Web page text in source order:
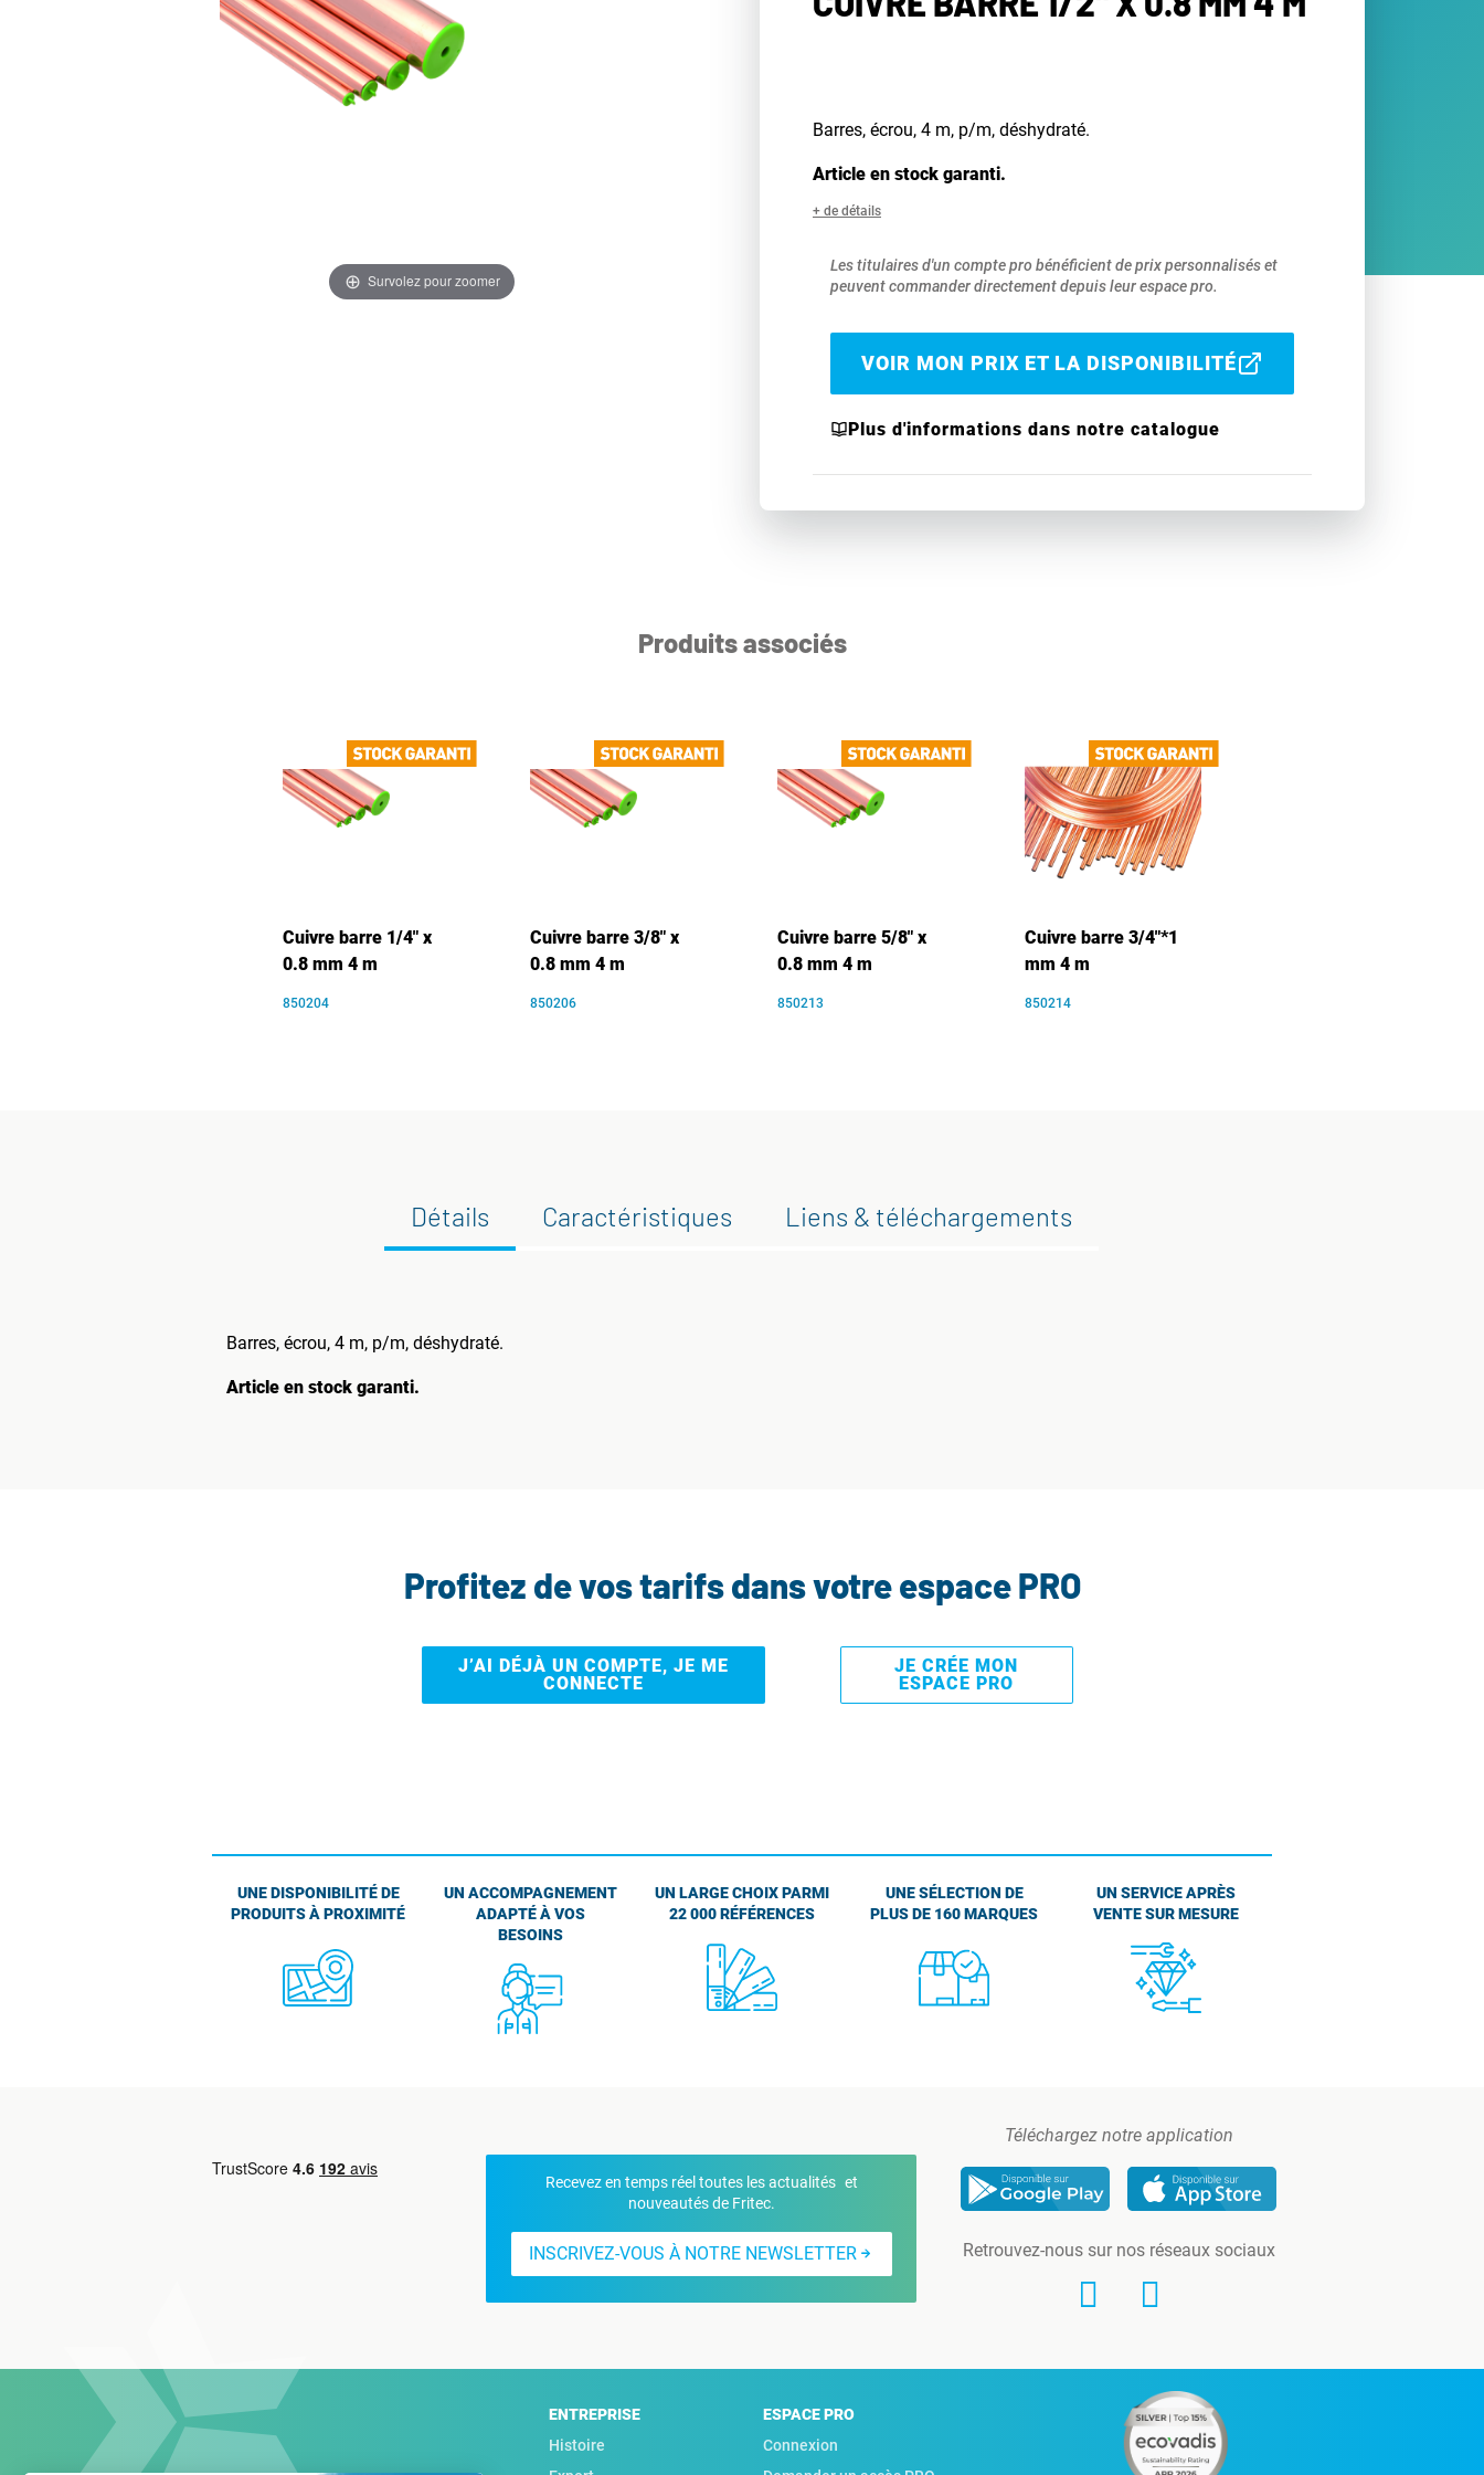
Survolez pour zoomer
Barres, écrou, 4 m, p/m, déshydraté.
Article en stock garanti.
+ de détails
Les titulaires d'un compte pro bénéficient de prix personnalisés et
peuvent commander directement depuis leur espace pro.
VOIR MON PRIX ET LA DISPONIBILITÉ
Plus d'informations dans notre catalogue
Produits associés
Cuivre barre 1/4" x
0.8 mm 4 m
850204
Cuivre barre 3/8" x
0.8 mm 4 m
850206
Cuivre barre 5/8" x
0.8 mm 4 m
850213
Cuivre barre 3/4"*1
mm 4 m
850214
Détails Caractéristiques Liens & téléchargements
Barres, écrou, 4 m, p/m, déshydraté.
Article en stock garanti.
Profitez de vos tarifs dans votre espace PRO
J’AI DÉJÀ UN COMPTE, JE ME
CONNECTE
JE CRÉE MON
ESPACE PRO
UNE DISPONIBILITÉ DE
PRODUITS À PROXIMITÉ
UN ACCOMPAGNEMENT
ADAPTÉ À VOS
BESOINS
UN LARGE CHOIX PARMI
22 000 RÉFÉRENCES
UNE SÉLECTION DE
PLUS DE 160 MARQUES
UN SERVICE APRÈS
VENTE SUR MESURE
Recevez en temps réel toutes les actualités et
nouveautés de Fritec.
INSCRIVEZ-VOUS À NOTRE NEWSLETTER
Téléchargez notre application
Retrouvez-nous sur nos réseaux sociaux
ENTREPRISE
Histoire
ESPACE PRO
Connexion